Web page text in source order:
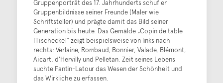
Gruppenporträt des 17. Jahrhunderts schuf er
Gruppenbildnisse seiner Freunde (Maler wie
Schriftsteller) und prägte damit das Bild seiner
Generation bis heute. Das Gemälde „Copin de table
[Tischecke]“ zeigt beispielsweise von links nach
rechts: Verlaine, Rombaud, Bonnier, Valade, Blémont,
Aicart, d’Hervilly und Pelletan. Zeit seines Lebens
suchte Fantin-Latour das Wesen der Schönheit und
das Wirkliche zu erfassen.